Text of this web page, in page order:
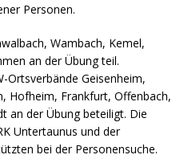
Personen.
Wambach, Kemel,
an der Übung teil.
Ortsverbände Geisenheim,
Hofheim, Frankfurt, Offenbach,
an der Übung beteiligt. Die
Untertaunus und der
bei der Personensuche.